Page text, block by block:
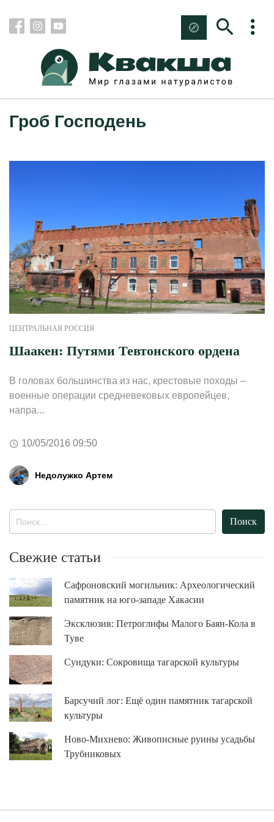
Гроб Господень
ЦЕНТРАЛЬНАЯ РОССИЯ
Шаакен: Путями Тевтонского ордена
В головах большинства из нас, крестовые походы –
военные операции средневековых европейцев,
напра...
10/05/2016 09:50
Недолужко Артем
Свежие статьи
Сафроновский могильник: Археологический
памятник на юго-западе Хакасии
Эксклюзив: Петроглифы Малого Баян-Кола в
Туве
Сундуки: Сокровища тагарской культуры
Барсучий лог: Ещё один памятник тагарской
культуры
Ново-Михнево: Живописные руины усадьбы
Трубниковых